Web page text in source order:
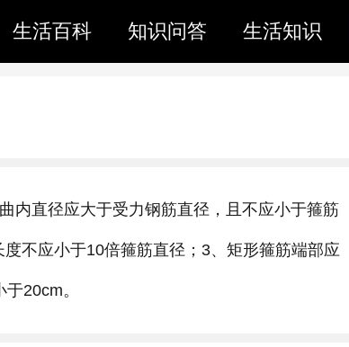
生活百科 知识问答 生活知识
内直径应大于受力钢筋直径，且不应小于箍筋
不应小于10倍箍筋直径；3、矩形箍筋端部应
20cm。